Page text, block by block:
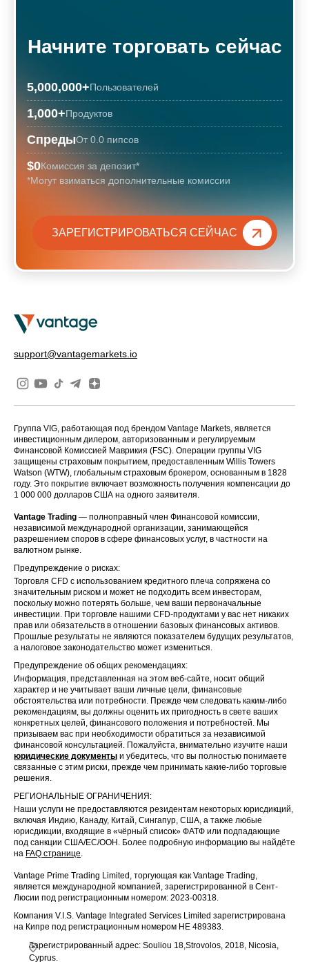
Начните торговать сейчас
5,000,000+Пользователей
1,000+Продуктов
СпредыОт 0.0 пипсов
$0Комиссия за депозит*
*Могут взиматься дополнительные комиссии
ЗАРЕГИСТРИРОВАТЬСЯ СЕЙЧАС
support@vantagemarkets.io
Группа VIG, работающая под брендом Vantage Markets, является
инвестиционным дилером, авторизованным и регулируемым
Финансовой Комиссией Маврикия (FSC). Операции группы VIG
защищены страховым покрытием, предоставленным Willis Towers
Watson (WTW), глобальным страховым брокером, основанным в 1828
году. Это покрытие включает возможность получения компенсации до
1 000 000 долларов США на одного заявителя.
Vantage Trading — полноправный член Финансовой комиссии,
независимой международной организации, занимающейся
разрешением споров в сфере финансовых услуг, в частности на
валютном рынке.
Предупреждение о рисках:
Торговля CFD с использованием кредитного плеча сопряжена со
значительным риском и может не подходить всем инвесторам,
поскольку можно потерять больше, чем ваши первоначальные
инвестиции. При торговле нашими CFD-продуктами у вас нет никаких
прав или обязательств в отношении базовых финансовых активов.
Прошлые результаты не являются показателем будущих результатов,
а налоговое законодательство может измениться.
Предупреждение об общих рекомендациях:
Информация, представленная на этом веб-сайте, носит общий
характер и не учитывает ваши личные цели, финансовые
обстоятельства или потребности. Прежде чем следовать каким-либо
рекомендациям, вы должны оценить их пригодность в свете ваших
конкретных целей, финансового положения и потребностей. Мы
призываем вас при необходимости обратиться за независимой
финансовой консультацией. Пожалуйста, внимательно изучите наши
юридические документы и убедитесь, что вы полностью понимаете
связанные с этим риски, прежде чем принимать какие-либо торговые
решения.
РЕГИОНАЛЬНЫЕ ОГРАНИЧЕНИЯ:
Наши услуги не предоставляются резидентам некоторых юрисдикций,
включая Индию, Канаду, Китай, Сингапур, США, а также любые
юрисдикции, входящие в «чёрный список» ФАТФ или подпадающие
под санкции США/ЕС/ООН. Более подробную информацию вы найдёте
на FAQ странице.
Vantage Prime Trading Limited, торгующая как Vantage Trading,
является международной компанией, зарегистрированной в Сент-
Люсии под регистрационным номером: 2023-00318.
Компания V.I.S. Vantage Integrated Services Limited зарегистрирована
на Кипре под регистрационным номером HE 489383.
Зарегистрированный адрес: Souliou 18,Strovolos, 2018, Nicosia,
Cyprus.